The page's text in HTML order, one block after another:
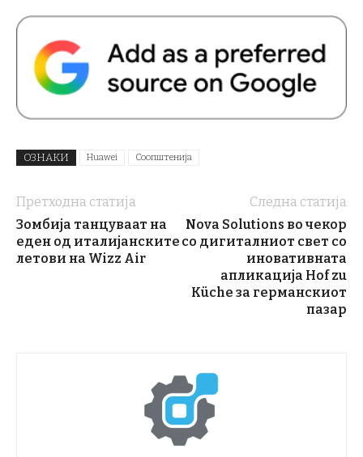
ОЗНАКИ Huawei Соопштенија
Претходна статија
Зомбија танцуваат на
еден од италијанските
летови на Wizz Air
Следна статија
Nova Solutions во чекор
со дигиталниот свет со
иновативната
апликација Hof zu
Küche за германскиот
пазар